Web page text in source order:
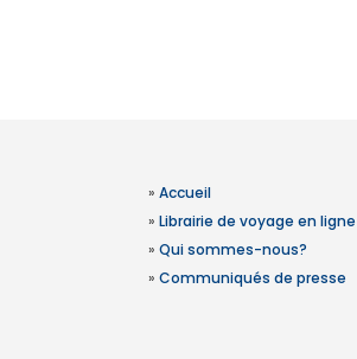
» Accueil
» Librairie de voyage en ligne
» Qui sommes-nous?
» Communiqués de presse